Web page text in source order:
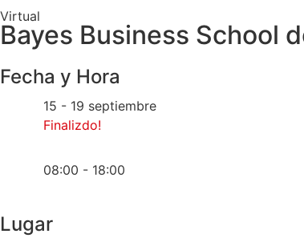
Virtual
Bayes Business School
Fecha y Hora
15 - 19 septiembre
Finalizdo!
08:00 - 18:00
Lugar